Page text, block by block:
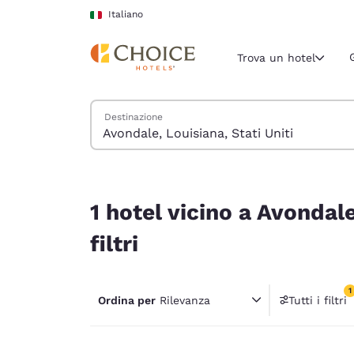
Vai A Contenuto Principale
Italiano
Regione e
Americhe
América
Trova un hotel
Cerca hotel
Destinazione
1 hotel vicino a
filtri
Ordina per Rilevanza Tutti i filtri
1
1 filtro